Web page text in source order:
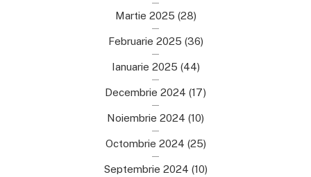
Martie 2025 (28)
Februarie 2025 (36)
Ianuarie 2025 (44)
Decembrie 2024 (17)
Noiembrie 2024 (10)
Octombrie 2024 (25)
Septembrie 2024 (10)